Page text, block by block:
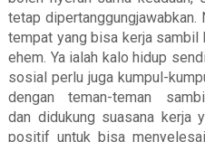
tetap dipertanggungjawabkan.
tempat yang bisa kerja sambil
ehem. Ya ialah kalo hidup
sosial perlu juga kumpul-
dengan
teman-teman
dan didukung suasana kerja
positif untuk bisa